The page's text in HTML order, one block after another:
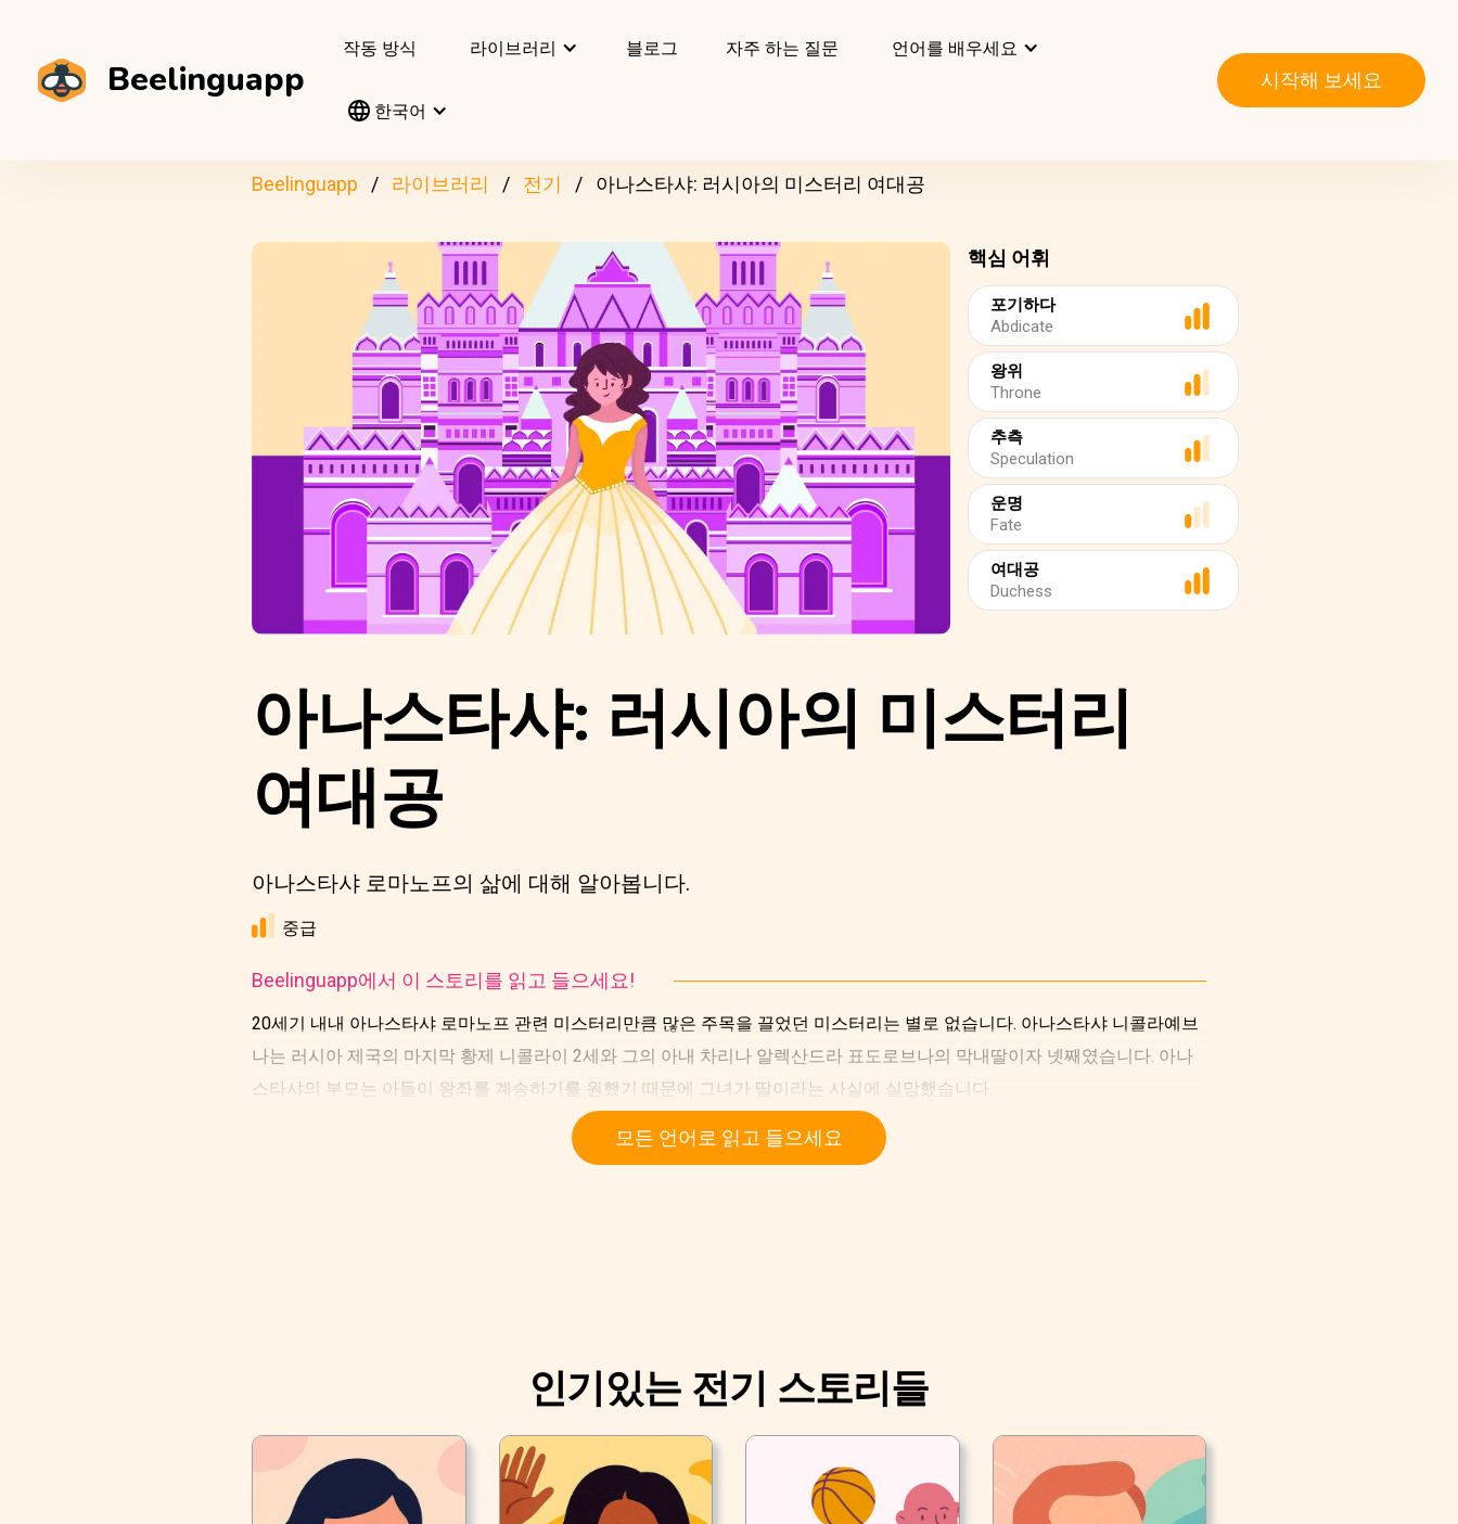
Beelinguapp
작동 방식 라이브러리 블로그 자주 하는 질문 언어를 배우세요
한국어
시작해 보세요
Beelinguapp 라이브러리 전기 아나스타샤: 러시아의 미스터리 여대공
핵심 어휘
포기하다
Abdicate
왕위
Throne
추측
Speculation
운명
Fate
여대공
Duchess
아나스타샤: 러시아의 미스터리
여대공
아나스타샤 로마노프의 삶에 대해 알아봅니다.
중급
Beelinguapp에서 이 스토리를 읽고 들으세요!
20세기 내내 아나스타샤 로마노프 관련 미스터리만큼 많은 주목을 끌었던 미스터리는 별로 없습니다. 아나스타샤 니콜라예브
나는 러시아 제국의 마지막 황제 니콜라이 2세와 그의 아내 차리나 알렉산드라 표도로브나의 막내딸이자 넷째였습니다. 아나
스타샤의 부모는 아들이 왕좌를 계승하기를 원했기 때문에 그녀가 딸이라는 사실에 실망했습니다.
모든 언어로 읽고 들으세요
인기있는 전기 스토리들